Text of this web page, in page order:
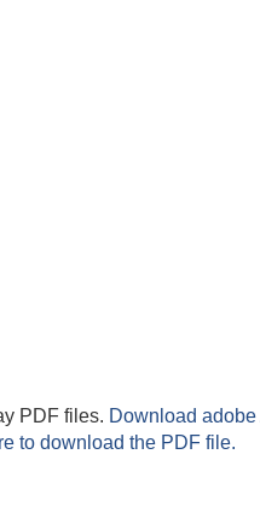
PDF files. Download
to download the PDF file.